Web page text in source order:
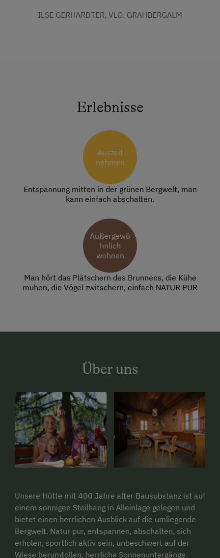
ILSE GERHARDTER, VLG. GRAHBERGALM
Erlebnisse
Auszeit
nehmen
Entspannung mitten in der grünen Bergwelt, man
kann einfach abschalten.
Außergewö
hnlich
wohnen
Man hört das Plätschern des Brunnens, die Kühe
muhen, die Vögel zwitschern, einfach NATUR PUR
Über uns
Unsere Hütte mit 400 Jahre alter Bausubstanz ist auf
einem sonnigen Steilhang in Alleinlage gelegen und
bietet einen herrlichen Ausblick auf die umliegende
Bergwelt. Natur pur, entspannen, abschalten, sich
erholen, sportlich aktiv sein, unbeschwert auf der
Wiese herumtollen, herrliche Sonnenuntergänge